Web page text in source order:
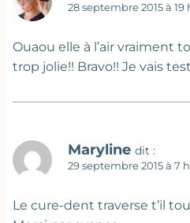
28 septembre 2015 à
Ouaou elle à l’air vraiment
trop jolie!! Bravo!! Je vais
Maryline dit :
29 septembre 2015 à 7
Le cure-dent traverse t’il